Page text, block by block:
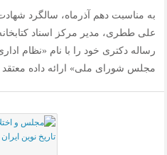
به مناسبت دهم آذرماه، سالگرد
علی ططری، مدیر مرکز اسناد
رساله دکتری خود را با نام «نظام
مجلس شورای ملی» ارائه داده